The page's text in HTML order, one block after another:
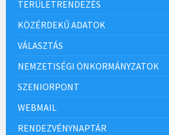
TERÜLETRENDEZÉS
KÖZÉRDEKŰ ADATOK
VÁLASZTÁS
NEMZETISÉGI ÖNKORMÁNYZATOK
SZENIORPONT
WEBMAIL
RENDEZVÉNYNAPTÁR